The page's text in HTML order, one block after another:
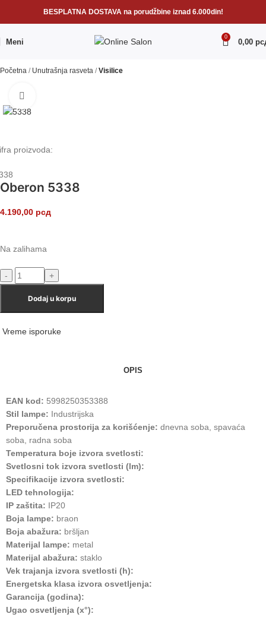
BESPLATNA DOSTAVA na porudžbine iznad 6.000din!
Meni
0
0,00
Početna Unutrašnja rasveta Visilice
proizvoda:
Oberon 5338
4.190,00 рсд
Na zalihama
Dodaj u korpu
Vreme isporuke
OPIS
EAN kod: 5998250353388
Stil lampe: Industrijska
Preporučena prostorija za korišćenje: dnevna soba, spavaća
soba, radna soba
Temperatura boje izvora svetlosti:
Svetlosni tok izvora svetlosti (lm):
Specifikacije izvora svetlosti:
LED tehnologija:
IP zaštita: IP20
Boja lampe: braon
Boja abažura: bršljan
Materijal lampe: metal
Materijal abažura: staklo
Vek trajanja izvora svetlosti (h):
Energetska klasa izvora osvetljenja:
Garancija (godina):
Ugao osvetljenja (x°):